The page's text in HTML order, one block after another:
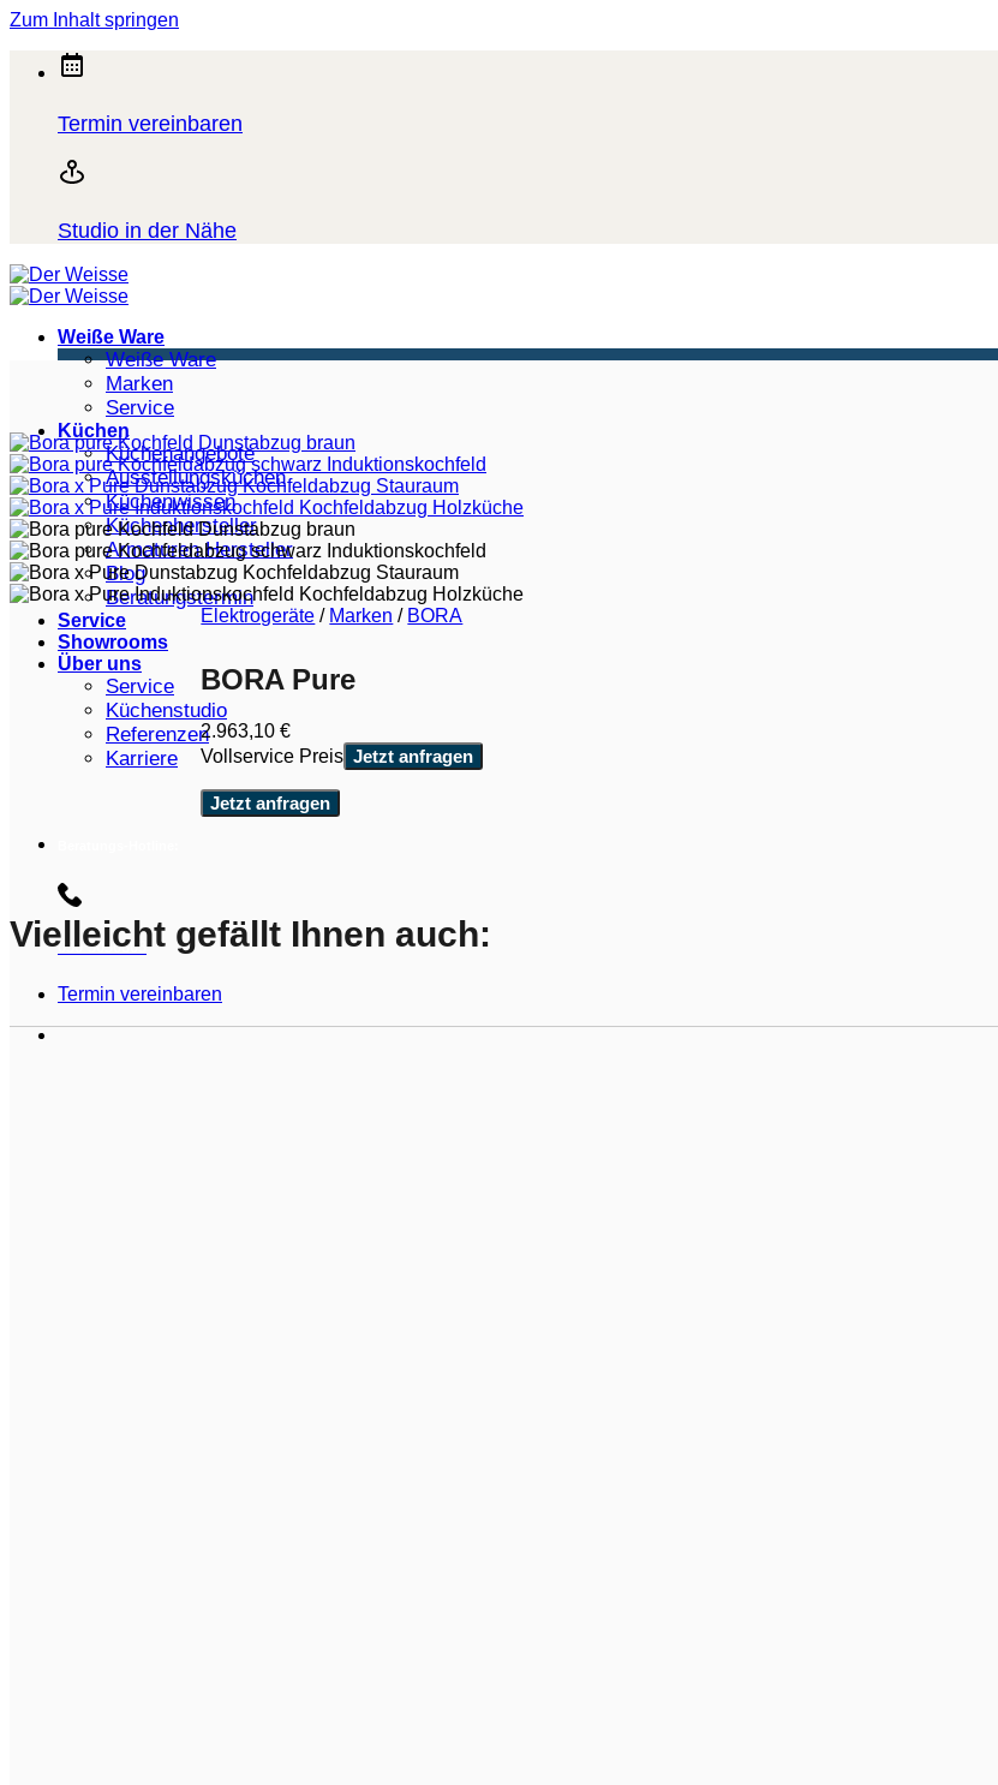
Zum Inhalt springen
Termin vereinbaren
Studio in der Nähe
Weiße Ware
Weiße Ware
Marken
Service
Küchen
Küchenangebote
Ausstellungsküchen
Küchenwissen
Küchenhersteller
Armaturen Hersteller
Blog
Beratungstermin
Service
Showrooms
Über uns
Service
Küchenstudio
Referenzen
Karriere
030 3030803
Termin vereinbaren
Elektrogeräte / Marken / BORA
BORA Pure
2.963,10€
Vollservice Preis Jetzt anfragen
Jetzt anfragen
Vielleicht gefällt Ihnen auch: